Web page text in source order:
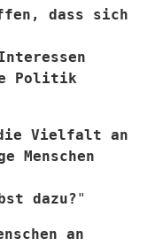
dass sich
Politik
die Vielfalt an
Menschen
dazu?"
an